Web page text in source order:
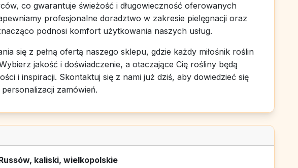
co gwarantuje świeżość i długowieczność oferowanych
profesjonalne doradztwo w zakresie pielęgnacji oraz
podnosi komfort użytkowania naszych usług.
się z pełną ofertą naszego sklepu, gdzie każdy miłośnik roślin
jakość i doświadczenie, a otaczające Cię rośliny będą
i inspiracji. Skontaktuj się z nami już dziś, aby dowiedzieć się
zamówień.
kaliski, wielkopolskie